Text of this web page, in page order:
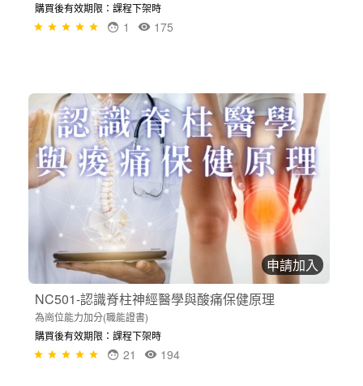
購買後有效期限：課程下架時
175
1
申請加入
NC501-認識脊柱神經醫學與酸痛保健原理
為崗位能力加分(職能證書)
購買後有效期限：課程下架時
194
21